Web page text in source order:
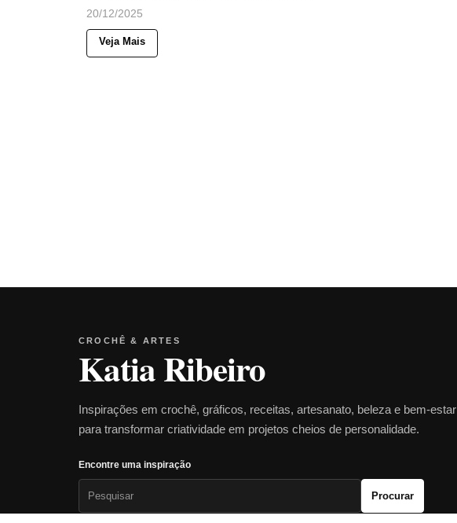
20/12/2025
Veja Mais
CROCHÊ & ARTES
Katia Ribeiro
Inspirações em crochê, gráficos, receitas, artesanato, beleza e bem-estar
para transformar criatividade em projetos cheios de personalidade.
Encontre uma inspiração
Procurar